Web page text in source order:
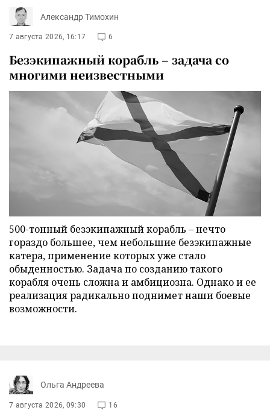
Александр Тимохин
7 августа 2026, 16:17 6
Безэкипажный корабль – задача со
многими неизвестными
500-тонный безэкипажный корабль – нечто
гораздо большее, чем небольшие безэкипажные
катера, применение которых уже стало
обыденностью. Задача по созданию такого
корабля очень сложна и амбициозна. Однако и ее
реализация радикально поднимет наши боевые
возможности.
Ольга Андреева
7 августа 2026, 09:30 16